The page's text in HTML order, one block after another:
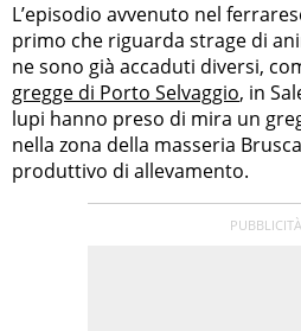
L’episodio avvenuto nel
primo che riguarda strage di
ne sono già accaduti diversi,
gregge di Porto Selvaggio, in
lupi hanno preso di mira un
nella zona della masseria
produttivo di allevamento.